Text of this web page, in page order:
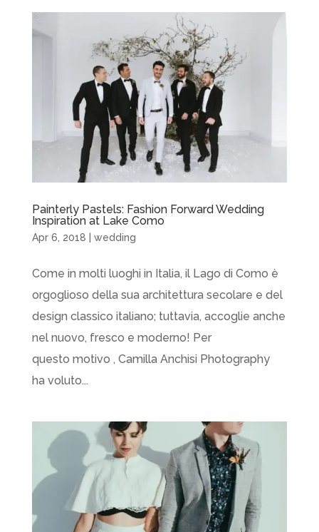
Painterly Pastels: Fashion Forward Wedding
Inspiration at Lake Como
Apr 6, 2018 wedding
Come in molti luoghi in Italia, il Lago di Como è
orgoglioso della sua architettura secolare e del
design classico italiano; tuttavia, accoglie anche
nel nuovo, fresco e moderno! Per
questo motivo , Camilla Anchisi Photography
ha voluto...